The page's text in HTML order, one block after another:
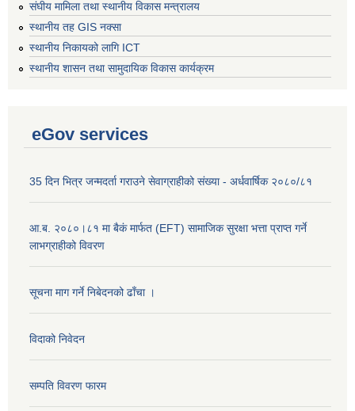
संघीय मामिला तथा स्थानीय विकास मन्त्रालय
स्थानीय तह GIS नक्सा
स्थानीय निकायको लागि ICT
स्थानीय शासन तथा सामुदायिक विकास कार्यक्रम
eGov services
35 दिन भित्र जन्मदर्ता गराउने सेवाग्राहीको संख्या - अर्धवार्षिक २०८०/८१
आ.ब. २०८०।८१ मा बैकं मार्फत (EFT) सामाजिक सुरक्षा भत्ता प्राप्त गर्ने
लाभग्राहीको विवरण
सूचना माग गर्ने निबेदनको ढाँचा ।
विदाको निवेदन
सम्पति विवरण फारम